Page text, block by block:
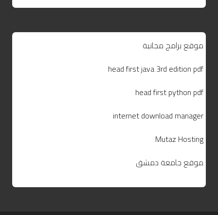
موقع برامج مجانية
head first java 3rd edition pdf
head first python pdf
internet download manager
Mutaz Hosting
موقع جامعة دمشق